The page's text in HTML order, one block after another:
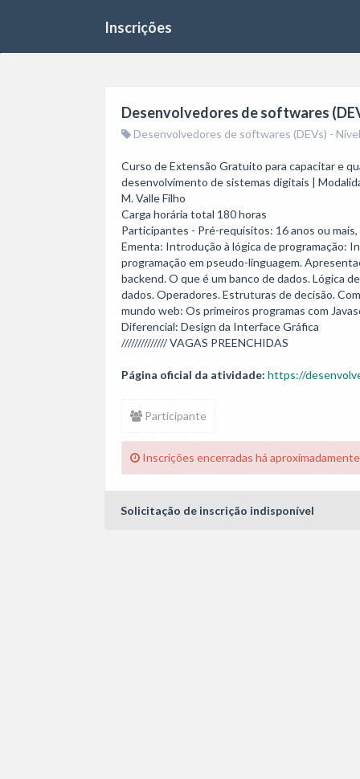
Inscrições
Desenvolvedores de softwares
Desenvolvedores de softwares (DEVs) -
Curso de Extensão Gratuito para capacitar e
desenvolvimento de sistemas digitais |
M. Valle Filho
Carga horária total 180 horas
Participantes - Pré-requisitos: 16 anos ou
Ementa: Introdução à lógica de programação:
programação em pseudo-linguagem.
backend. O que é um banco de dados. Lógica
dados. Operadores. Estruturas de decisão.
mundo web: Os primeiros programas com
Diferencial: Design da Interface Gráfica
////////////// VAGAS PREENCHIDAS
Página oficial da atividade: https://
Participante
Inscrições encerradas há
Solicitação de inscrição indisponível